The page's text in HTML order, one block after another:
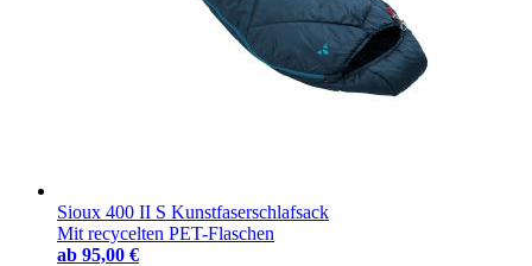
Sioux 400 II S Kunstfaserschlafsack
Mit recycelten PET-Flaschen
ab 95,00 €